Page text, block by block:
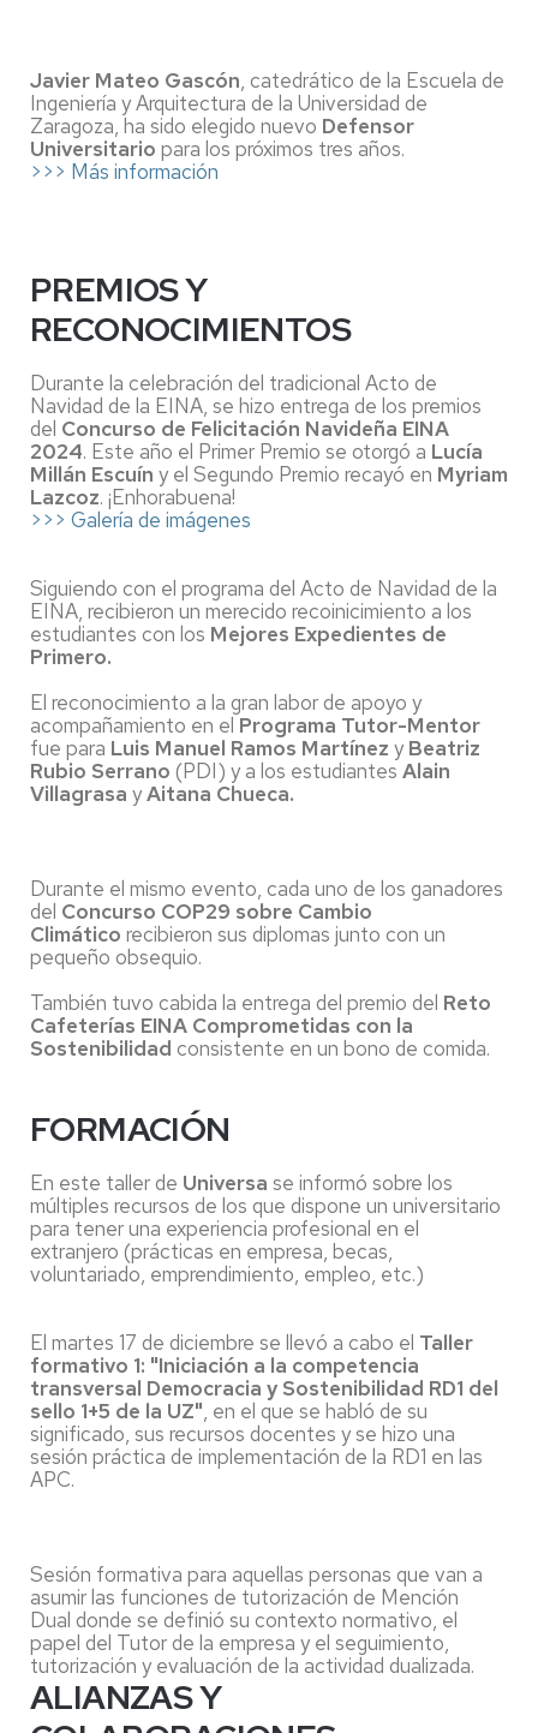
Javier Mateo Gascón, catedrático de la Escuela de
Ingeniería y Arquitectura de la Universidad de
Zaragoza, ha sido elegido nuevo Defensor
Universitario para los próximos tres años.
>>> Más información
PREMIOS Y
RECONOCIMIENTOS
Durante la celebración del tradicional Acto de
Navidad de la EINA, se hizo entrega de los premios
del Concurso de Felicitación Navideña EINA
2024. Este año el Primer Premio se otorgó a Lucía
Millán Escuín y el Segundo Premio recayó en Myriam
Lazcoz. ¡Enhorabuena!
>>> Galería de imágenes
Siguiendo con el programa del Acto de Navidad de la
EINA, recibieron un merecido recoinicimiento a los
estudiantes con los Mejores Expedientes de
Primero.
El reconocimiento a la gran labor de apoyo y
acompañamiento en el Programa Tutor-Mentor
fue para Luis Manuel Ramos Martínez y Beatriz
Rubio Serrano (PDI) y a los estudiantes Alain
Villagrasa yAitana Chueca.
Durante el mismo evento, cada uno de los ganadores
del Concurso COP29 sobre Cambio
Climático recibieron sus diplomas junto con un
pequeño obsequio.
También tuvo cabida la entrega del premio del Reto
Cafeterías EINA Comprometidas con la
Sostenibilidad consistente en un bono de comida.
FORMACIÓN
En este taller de Universa se informó sobre los
múltiples recursos de los que dispone un universitario
para tener una experiencia profesional en el
extranjero (prácticas en empresa, becas,
voluntariado, emprendimiento, empleo, etc.)
El martes 17 de diciembre se llevó a cabo el Taller
formativo 1: "Iniciación a la competencia
transversal Democracia y Sostenibilidad RD1 del
sello 1+5 de la UZ", en el que se habló de su
significado, sus recursos docentes y se hizo una
sesión práctica de implementación de la RD1 en las
APC.
Sesión formativa para aquellas personas que van a
asumir las funciones de tutorización de Mención
Dual donde se definió su contexto normativo, el
papel del Tutor de la empresa y el seguimiento,
tutorización y evaluación de la actividad dualizada.
ALIANZAS Y